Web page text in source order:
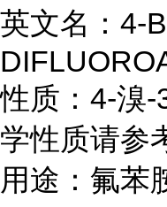
英文名：4-
性质：4-溴-
学性质请参
用途：氟苯